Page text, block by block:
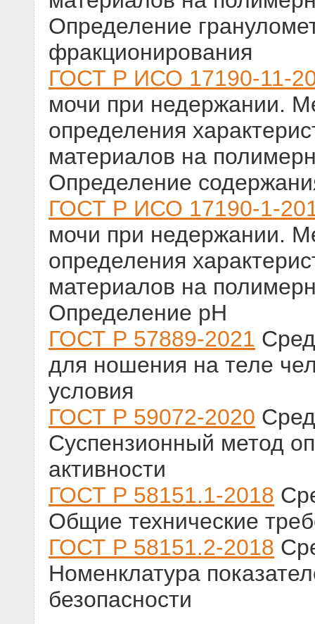
Определение
фракционирования
ГОСТ Р ИСО 17190-11-
мочи при недержании.
определения
материалов на
Определение
ГОСТ Р ИСО 17190-1-
мочи при недержании.
определения
материалов на
Определение pH
ГОСТ Р 57889-2021
для ношения на теле
условия
ГОСТ Р 59072-2020
Суспензионный метод
активности
ГОСТ Р 58151.1-2018
Общие технические
ГОСТ Р 58151.2-2018
Номенклатура
безопасности